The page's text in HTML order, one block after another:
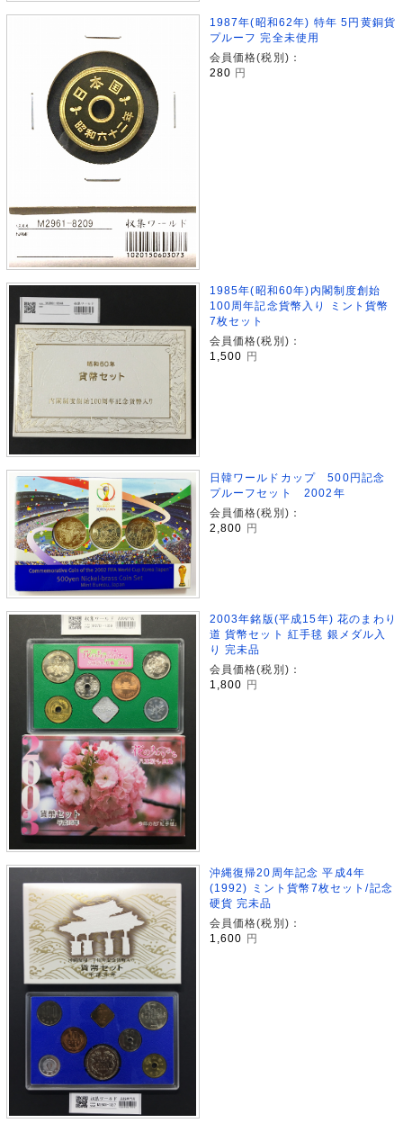
1987年(昭和62年) 特年 5円黄銅貨
プルーフ 完全未使用
会員価格(税別)：
280 円
1985年(昭和60年)内閣制度創始
100周年記念貨幣入り ミント貨幣
7枚セット
会員価格(税別)：
1,500 円
日韓ワールドカップ 500円記念
プルーフセット 2002年
会員価格(税別)：
2,800
円
2003年銘版(平成15年) 花のまわり
道 貨幣セット 紅手毬 銀メダル入
り 完未品
会員価格(税別)：
1,800
円
沖縄復帰20周年記念 平成4年
(1992) ミント貨幣7枚セット/記念
硬貨 完未品
会員価格(税別)：
1,600 円